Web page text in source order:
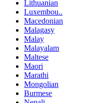
Lithuanian
Luxembou..
Macedonian
Malagasy
Malay
Malayalam
Maltese
Maori
Marathi
Mongolian
Burmese